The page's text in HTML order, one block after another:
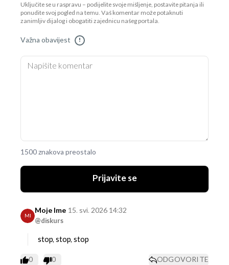
Uključite se u raspravu – podijelite svoje mišljenje, postavite pitanja ili
ponudite svoj pogled na temu. Vaš komentar može potaknuti
zanimljiv dijalog i obogatiti zajednicu našeg portala.
Važna obavijest !
1500 znakova preostalo
Prijavite se
MI
Moje Ime
@diskurs
15. svi. 2026 14:32
stop, stop, stop
0 0 ODGOVORITE